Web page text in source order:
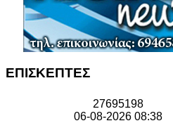
ΕΠΙΣΚΕΠΤΕΣ
27695198
06-08-2026 08:38